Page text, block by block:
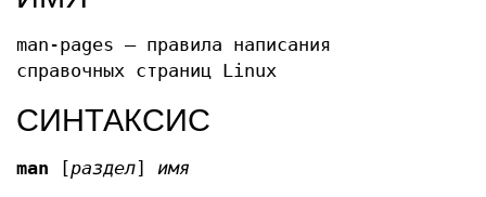
man-pages — правила написания
справочных страниц Linux
СИНТАКСИС
man [раздел] имя